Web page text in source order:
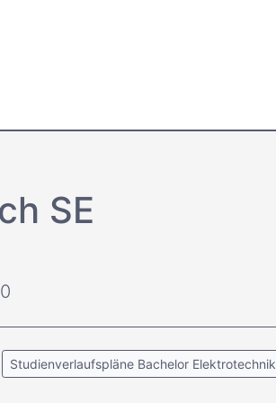
SE
Studienverlaufspläne Bachelor Elektrotechnik